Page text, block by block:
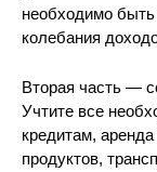
необходимо
колебания
Вторая часть —
Учтите все
кредитам,
продуктов,